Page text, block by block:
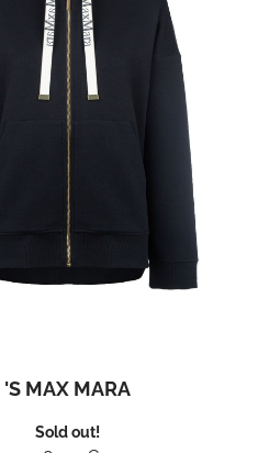
'S MAX MARA
Sold out!